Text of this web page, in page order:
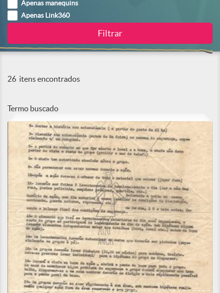
Apenas manequins
Apenas Link360
26 itens encontrados
Termo buscado